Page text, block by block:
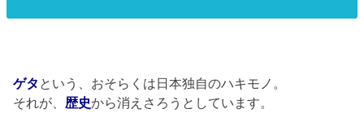
ゲタ という、おそらくは日本独自のハキモノ。
それが、 歴史から消えさろうとしています。